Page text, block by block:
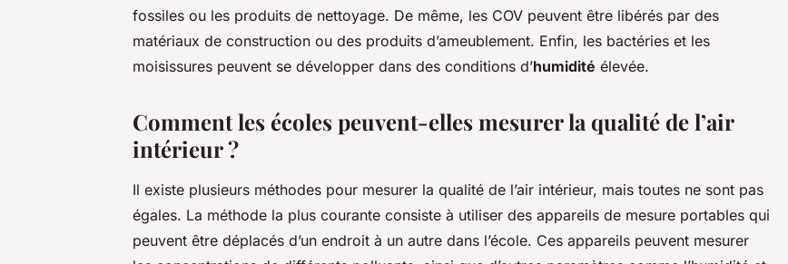
fossiles ou les produits de nettoyage. De même, les COV peuvent être libérés par des
matériaux de construction ou des produits d’ameublement. Enfin, les bactéries et les
moisissures peuvent se développer dans des conditions d’humidité élevée.
Comment les écoles peuvent-elles mesurer la qualité de l’air
intérieur ?
Il existe plusieurs méthodes pour mesurer la qualité de l’air intérieur, mais toutes ne sont pas
égales. La méthode la plus courante consiste à utiliser des appareils de mesure portables qui
peuvent être déplacés d’un endroit à un autre dans l’école. Ces appareils peuvent mesurer